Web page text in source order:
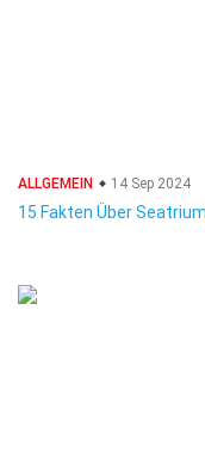
ALLGEMEIN 14 Sep 2024
15 Fakten Über Seatrium